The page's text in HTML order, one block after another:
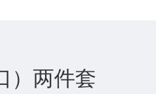
）两件套